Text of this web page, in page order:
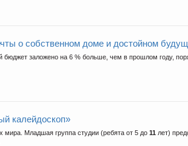
о собственном доме и достойном
заложено на 6 % больше, чем в прошлом году,
калейдоскоп»
мира. Младшая группа студии (ребята от 5 до 11 лет)